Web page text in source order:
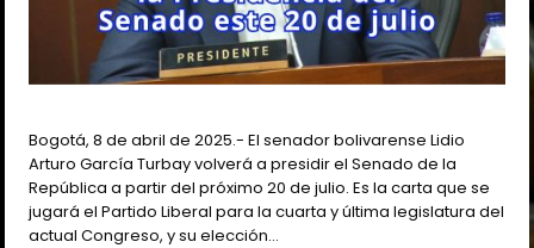
Bogotá, 8 de abril de 2025.- El senador bolivarense Lidio
Arturo García Turbay volverá a presidir el Senado de la
República a partir del próximo 20 de julio. Es la carta que se
jugará el Partido Liberal para la cuarta y última legislatura del
actual Congreso, y su elección…